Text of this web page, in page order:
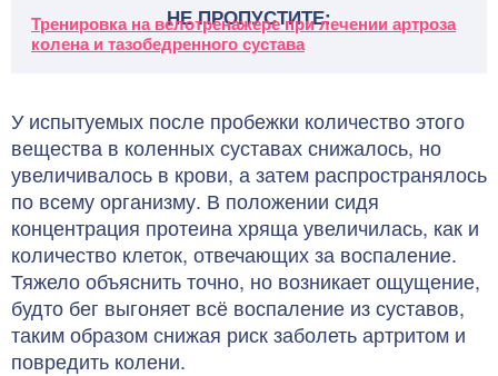
НЕ ПРОПУСТИТЕ:
Тренировка на велотренажере при лечении артроза
колена и тазобедренного сустава
У испытуемых после пробежки количество этого
вещества в коленных суставах снижалось, но
увеличивалось в крови, а затем распространялось
по всему организму. В положении сидя
концентрация протеина хряща увеличилась, как и
количество клеток, отвечающих за воспаление.
Тяжело объяснить точно, но возникает ощущение,
будто бег выгоняет всё воспаление из суставов,
таким образом снижая риск заболеть артритом и
повредить колени.